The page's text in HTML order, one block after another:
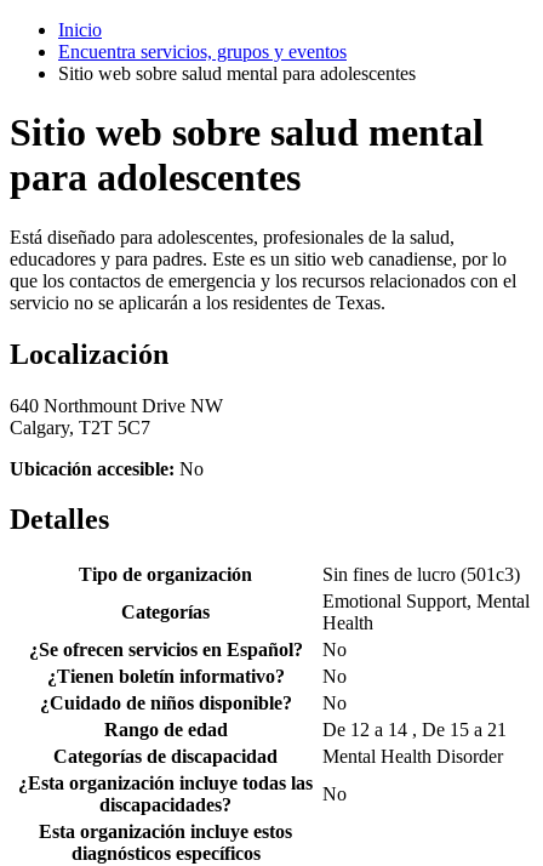
Inicio
Encuentra servicios, grupos y eventos
Sitio web sobre salud mental para adolescentes
Sitio web sobre salud mental
para adolescentes
Está diseñado para adolescentes, profesionales de la salud,
educadores y para padres. Este es un sitio web canadiense, por lo
que los contactos de emergencia y los recursos relacionados con el
servicio no se aplicarán a los residentes de Texas.
Localización
640 Northmount Drive NW
Calgary, T2T 5C7
Ubicación accesible: No
Detalles
Tipo de organización
Sin fines de lucro (501c3)
Categorías
Emotional Support, Mental
Health
¿Se ofrecen servicios en Español?
No
¿Tienen boletín informativo?
No
¿Cuidado de niños disponible?
No
Rango de edad
De 12 a 14 , De 15 a 21
Categorías de discapacidad
Mental Health Disorder
¿Esta organización incluye todas las
discapacidades?
No
Esta organización incluye estos
diagnósticos específicos